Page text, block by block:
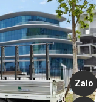
Zalo